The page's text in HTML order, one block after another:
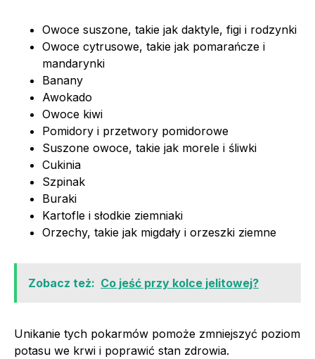
Owoce suszone, takie jak daktyle, figi i rodzynki
Owoce cytrusowe, takie jak pomarańcze i
mandarynki
Banany
Awokado
Owoce kiwi
Pomidory i przetwory pomidorowe
Suszone owoce, takie jak morele i śliwki
Cukinia
Szpinak
Buraki
Kartofle i słodkie ziemniaki
Orzechy, takie jak migdały i orzeszki ziemne
Zobacz też: Co jeść przy kolce jelitowej?
Unikanie tych pokarmów pomoże zmniejszyć poziom
potasu we krwi i poprawić stan zdrowia.